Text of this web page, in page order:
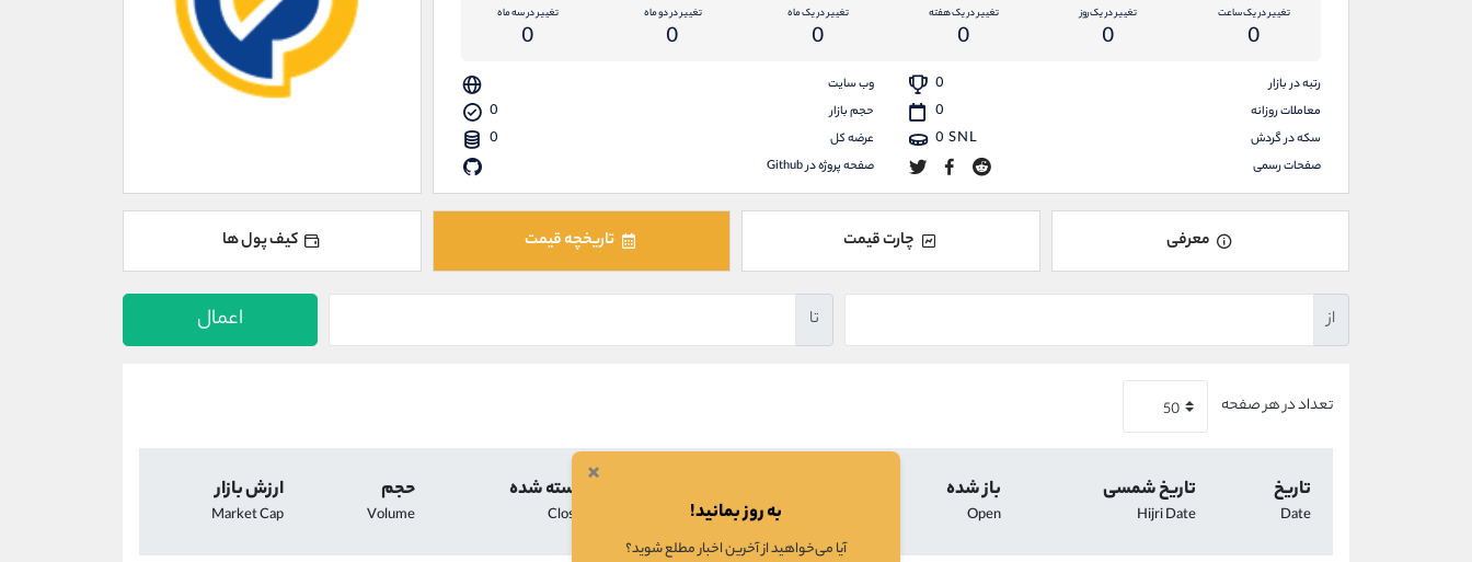
تغییر در یک ساعت
0
تغییر در یک روز
0
تغییر در یک هفته
0
تغییر در یک ماه
0
تغییر در دو ماه
0
تغییر در سه ماه
0
رتبه در بازار 0
وب سایت
معاملات روزانه
0 حجم بازار 0
سکه در گردش 0 SNL عرضه کل 0
صفحات رسمی صفحه پروژه در Github
معرفی چارت قیمت تاریخچه قیمت کیف پول ها
از تا اعمال
تعداد در هر صفحه
تاریخ
Date
تاریخ شمسی
Hijri Date
باز شده
Open
Low
بسته شده
Close
حجم
Volume
ارزش بازار
Market Cap
×
به روز بمانید!
آیا می‌خواهید از آخرین اخبار مطلع شوید؟